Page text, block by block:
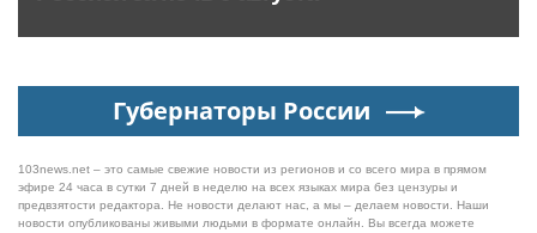
Губернаторы России
103news.net – это самые свежие новости из регионов и со всего мира в прямом
эфире 24 часа в сутки 7 дней в неделю на всех языках мира без цензуры и
предвзятости редактора. Не новости делают нас, а мы – делаем новости. Наши
новости опубликованы живыми людьми в формате онлайн. Вы всегда можете